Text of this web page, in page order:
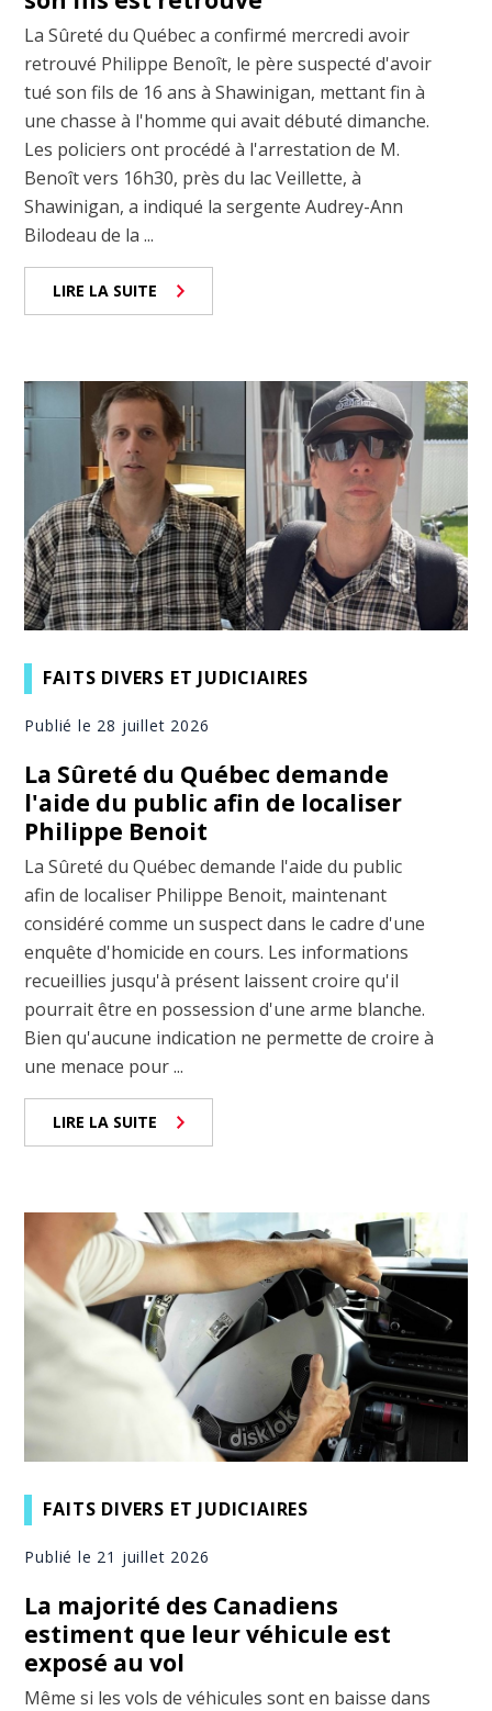
La Sûreté du Québec a confirmé mercredi avoir
retrouvé Philippe Benoît, le père suspecté d'avoir
tué son fils de 16 ans à Shawinigan, mettant fin à
une chasse à l'homme qui avait débuté dimanche.
Les policiers ont procédé à l'arrestation de M.
Benoît vers 16h30, près du lac Veillette, à
Shawinigan, a indiqué la sergente Audrey-Ann
Bilodeau de la ...
LIRE LA SUITE
FAITS DIVERS ET JUDICIAIRES
Publié le 28 juillet 2026
La Sûreté du Québec demande
l'aide du public afin de localiser
Philippe Benoit
La Sûreté du Québec demande l'aide du public
afin de localiser Philippe Benoit, maintenant
considéré comme un suspect dans le cadre d'une
enquête d'homicide en cours. Les informations
recueillies jusqu'à présent laissent croire qu'il
pourrait être en possession d'une arme blanche.
Bien qu'aucune indication ne permette de croire à
une menace pour ...
LIRE LA SUITE
FAITS DIVERS ET JUDICIAIRES
Publié le 21 juillet 2026
La majorité des Canadiens
estiment que leur véhicule est
exposé au vol
Même si les vols de véhicules sont en baisse dans